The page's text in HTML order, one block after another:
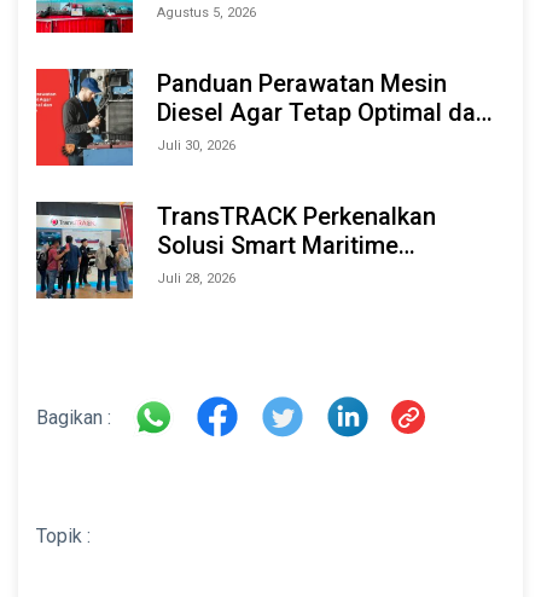
Berbasis AI & IoT di Indonesia
Agustus 5, 2026
Panduan Perawatan Mesin
Diesel Agar Tetap Optimal dan
Tahan Lama
Juli 30, 2026
TransTRACK Perkenalkan
Solusi Smart Maritime
Monitoring Berbasis AI dan IoT
Juli 28, 2026
Bagikan :
Topik :